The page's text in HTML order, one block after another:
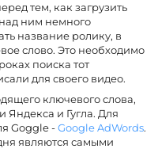
тем, как загрузить
ним немного
название ролику, в
слово. Это необходимо
поиска тот
для своего видео.
ключевого слова,
Яндекса и Гугла. Для
Goggle -Google AdWords.
являются самыми